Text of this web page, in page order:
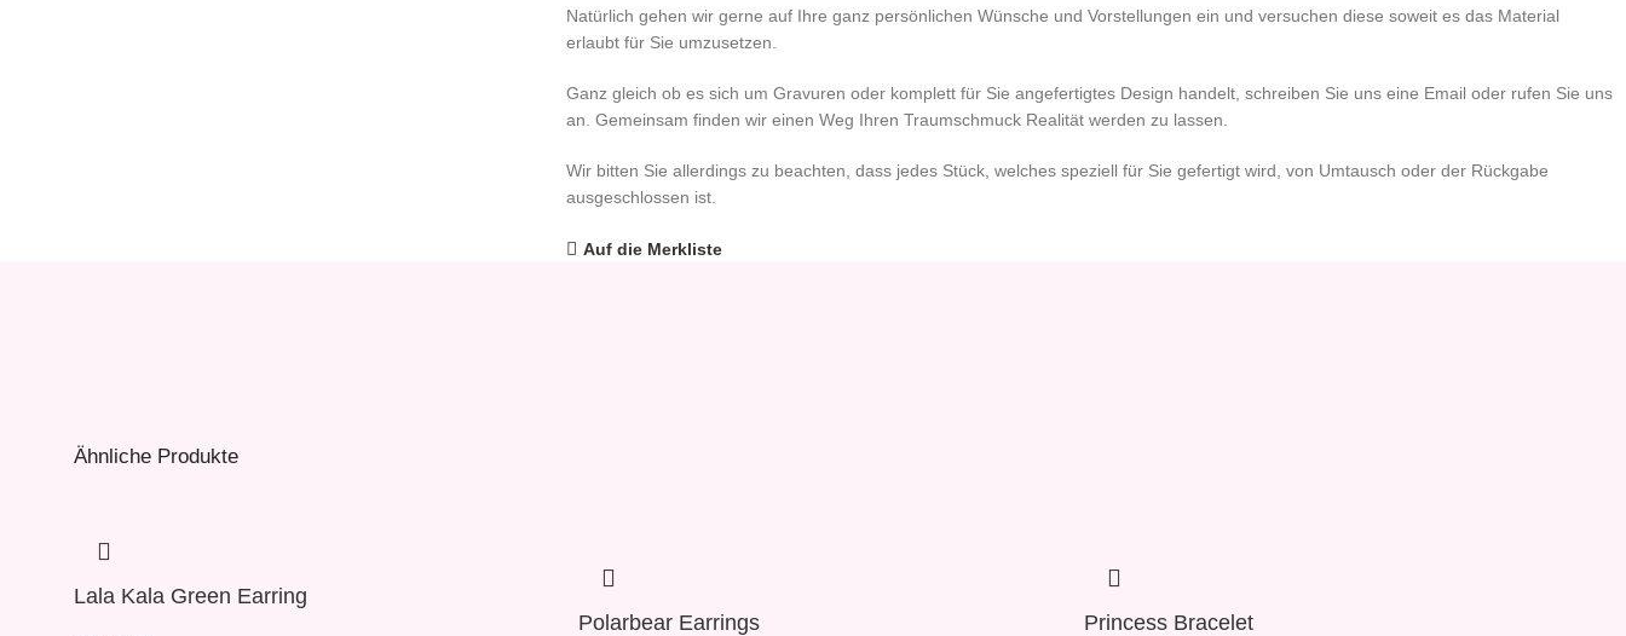
Natürlich gehen wir gerne auf Ihre ganz persönlichen Wünsche und Vorstellungen ein und versuchen diese soweit es das Material
erlaubt für Sie umzusetzen.
Ganz gleich ob es sich um Gravuren oder komplett für Sie angefertigtes Design handelt, schreiben Sie uns eine Email oder rufen Sie uns
an. Gemeinsam finden wir einen Weg Ihren Traumschmuck Realität werden zu lassen.
Wir bitten Sie allerdings zu beachten, dass jedes Stück, welches speziell für Sie gefertigt wird, von Umtausch oder der Rückgabe
ausgeschlossen ist.
Auf die Merkliste
Ähnliche Produkte
Lala Kala Green Earring
Polarbear Earrings Princess Bracelet